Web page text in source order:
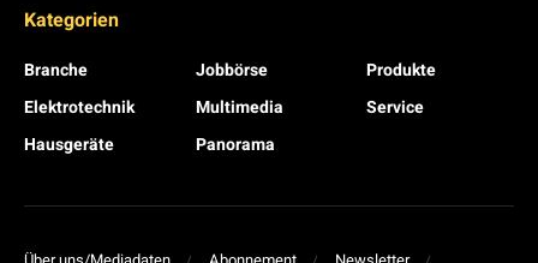
Kategorien
Branche
Elektrotechnik
Hausgeräte
Jobbörse
Multimedia
Panorama
Produkte
Service